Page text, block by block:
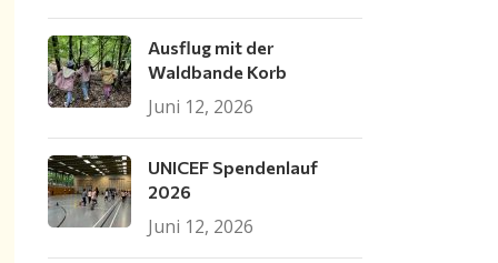
Ausflug mit der
Waldbande Korb
Juni 12, 2026
UNICEF Spendenlauf
2026
Juni 12, 2026